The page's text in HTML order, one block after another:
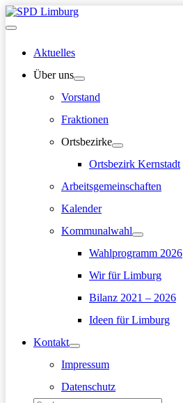
Zum
Inhalt
Hauptmenü
Aktuelles
Über uns
Vorstand
Fraktionen
Ortsbezirke
Ortsbezirk Kernstadt
Arbeitsgemeinschaften
Kalender
Kommunalwahl
Wahlprogramm 2026
Wir für Limburg
Bilanz 2021 – 2026
Ideen für Limburg
Kontakt
Impressum
Datenschutz